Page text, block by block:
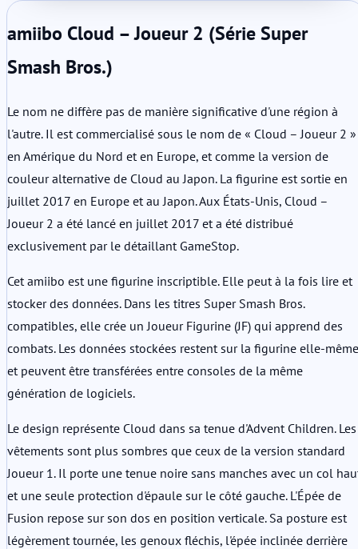
amiibo Cloud – Joueur 2 (Série Super
Smash Bros.)
Le nom ne diffère pas de manière significative d'une région à
l'autre. Il est commercialisé sous le nom de « Cloud – Joueur 2 »
en Amérique du Nord et en Europe, et comme la version de
couleur alternative de Cloud au Japon. La figurine est sortie en
juillet 2017 en Europe et au Japon. Aux États-Unis, Cloud –
Joueur 2 a été lancé en juillet 2017 et a été distribué
exclusivement par le détaillant GameStop.
Cet amiibo est une figurine inscriptible. Elle peut à la fois lire et
stocker des données. Dans les titres Super Smash Bros.
compatibles, elle crée un Joueur Figurine (JF) qui apprend des
combats. Les données stockées restent sur la figurine elle-même
et peuvent être transférées entre consoles de la même
génération de logiciels.
Le design représente Cloud dans sa tenue d'Advent Children. Les
vêtements sont plus sombres que ceux de la version standard
Joueur 1. Il porte une tenue noire sans manches avec un col
et une seule protection d'épaule sur le côté gauche. L'Épée de
Fusion repose sur son dos en position verticale. Sa posture est
légèrement tournée, les genoux fléchis, l'épée inclinée derrière